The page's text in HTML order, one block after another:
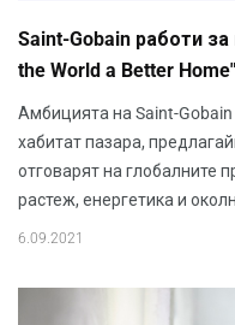
Saint-Gobain работи
the World a Better Home"
Амбицията на Saint-
хабитат пазара,
отговарят на глобалните
растеж, енергетика и
6.09.2021